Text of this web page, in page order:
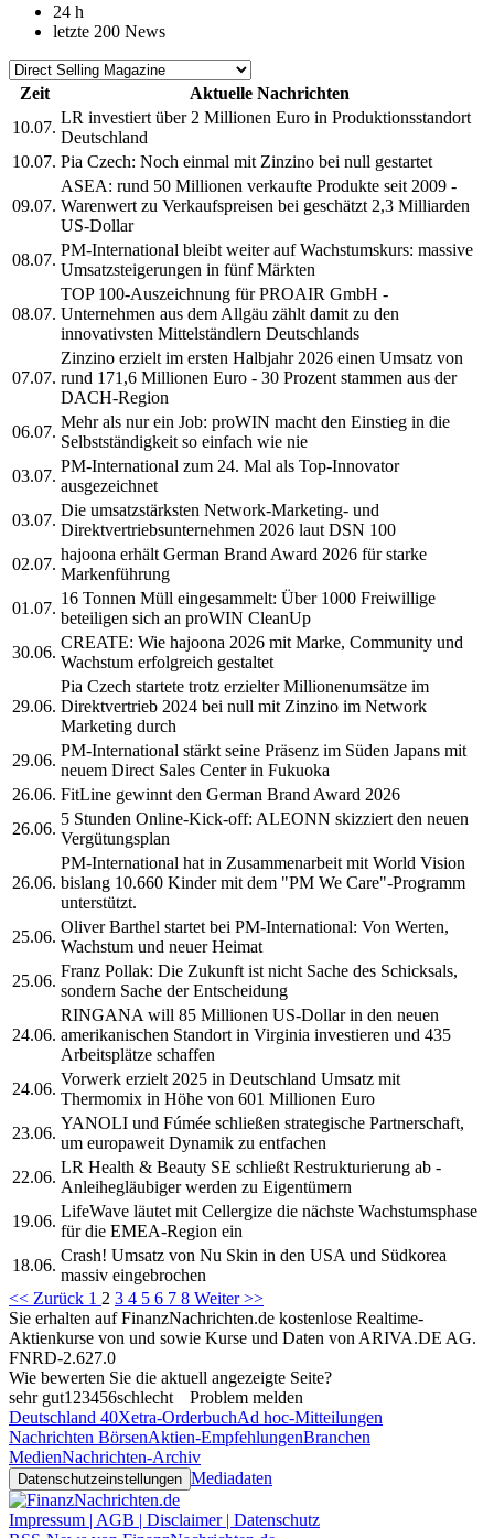
24 h
letzte 200 News
Zeit
Aktuelle Nachrichten
10.07.
LR investiert über 2 Millionen Euro in Produktionsstandort
Deutschland
10.07. Pia Czech: Noch einmal mit Zinzino bei null gestartet
09.07.
ASEA: rund 50 Millionen verkaufte Produkte seit 2009 -
Warenwert zu Verkaufspreisen bei geschätzt 2,3 Milliarden
US-Dollar
08.07.
PM-International bleibt weiter auf Wachstumskurs: massive
Umsatzsteigerungen in fünf Märkten
08.07.
TOP 100-Auszeichnung für PROAIR GmbH -
Unternehmen aus dem Allgäu zählt damit zu den
innovativsten Mittelständlern Deutschlands
07.07.
Zinzino erzielt im ersten Halbjahr 2026 einen Umsatz von
rund 171,6 Millionen Euro - 30 Prozent stammen aus der
DACH-Region
06.07.
Mehr als nur ein Job: proWIN macht den Einstieg in die
Selbstständigkeit so einfach wie nie
03.07.
PM-International zum 24. Mal als Top-Innovator
ausgezeichnet
03.07.
Die umsatzstärksten Network-Marketing- und
Direktvertriebsunternehmen 2026 laut DSN 100
02.07.
hajoona erhält German Brand Award 2026 für starke
Markenführung
01.07.
16 Tonnen Müll eingesammelt: Über 1000 Freiwillige
beteiligen sich an proWIN CleanUp
30.06.
CREATE: Wie hajoona 2026 mit Marke, Community und
Wachstum erfolgreich gestaltet
29.06.
Pia Czech startete trotz erzielter Millionenumsätze im
Direktvertrieb 2024 bei null mit Zinzino im Network
Marketing durch
29.06.
PM-International stärkt seine Präsenz im Süden Japans mit
neuem Direct Sales Center in Fukuoka
26.06. FitLine gewinnt den German Brand Award 2026
26.06.
5 Stunden Online-Kick-off: ALEONN skizziert den neuen
Vergütungsplan
26.06.
PM-International hat in Zusammenarbeit mit World Vision
bislang 10.660 Kinder mit dem "PM We Care"-Programm
unterstützt.
25.06.
Oliver Barthel startet bei PM-International: Von Werten,
Wachstum und neuer Heimat
25.06.
Franz Pollak: Die Zukunft ist nicht Sache des Schicksals,
sondern Sache der Entscheidung
24.06.
RINGANA will 85 Millionen US-Dollar in den neuen
amerikanischen Standort in Virginia investieren und 435
Arbeitsplätze schaffen
24.06.
Vorwerk erzielt 2025 in Deutschland Umsatz mit
Thermomix in Höhe von 601 Millionen Euro
23.06.
YANOLI und Fúmée schließen strategische Partnerschaft,
um europaweit Dynamik zu entfachen
22.06.
LR Health & Beauty SE schließt Restrukturierung ab -
Anleihegläubiger werden zu Eigentümern
19.06.
LifeWave läutet mit Cellergize die nächste Wachstumsphase
für die EMEA-Region ein
18.06.
Crash! Umsatz von Nu Skin in den USA und Südkorea
massiv eingebrochen
<< Zurück 1 2 3 4 5 6 7 8 Weiter >>
Sie erhalten auf FinanzNachrichten.de kostenlose Realtime-
Aktienkurse von und sowie Kurse und Daten von ARIVA.DE AG.
FNRD-2.627.0
Wie bewerten Sie die aktuell angezeigte Seite?
sehr gut1 23456schlecht
Problem melden
Deutschland 40Xetra-OrderbuchAd hoc-Mitteilungen
Nachrichten BörsenAktien-EmpfehlungenBranchen
MedienNachrichten-Archiv
Datenschutzeinstellungen Mediadaten
Impressum | AGB | Disclaimer | Datenschutz